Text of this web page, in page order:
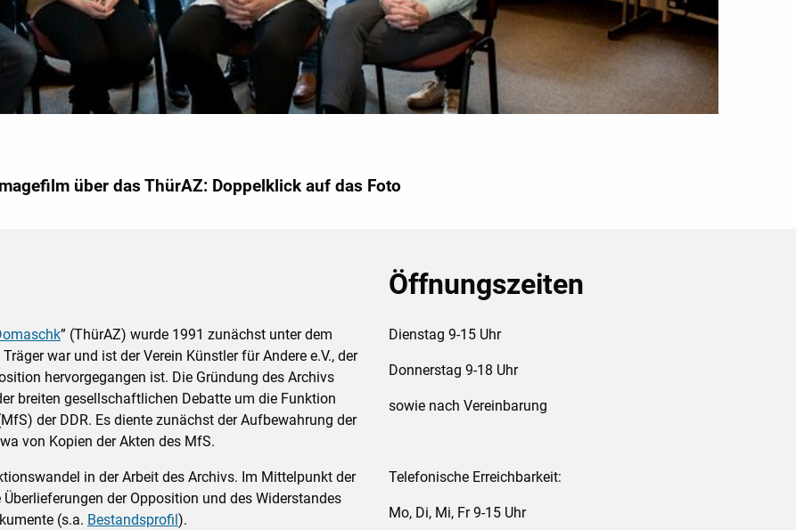
über das ThürAZ: Doppelklick auf das Foto
” (ThürAZ) wurde 1991 zunächst unter dem
war und ist der Verein Künstler für Andere e.V., der
hervorgegangen ist. Die Gründung des Archivs
breiten gesellschaftlichen Debatte um die Funktion
der DDR. Es diente zunächst der Aufbewahrung der
von Kopien der Akten des MfS.
in der Arbeit des Archivs. Im Mittelpunkt der
der Opposition und des Widerstandes
(s.a. Bestandsprofil).
Öffnungszeiten
Dienstag 9-15 Uhr
Donnerstag 9-18 Uhr
sowie nach Vereinbarung
Telefonische Erreichbarkeit:
Mo, Di, Mi, Fr 9-15 Uhr